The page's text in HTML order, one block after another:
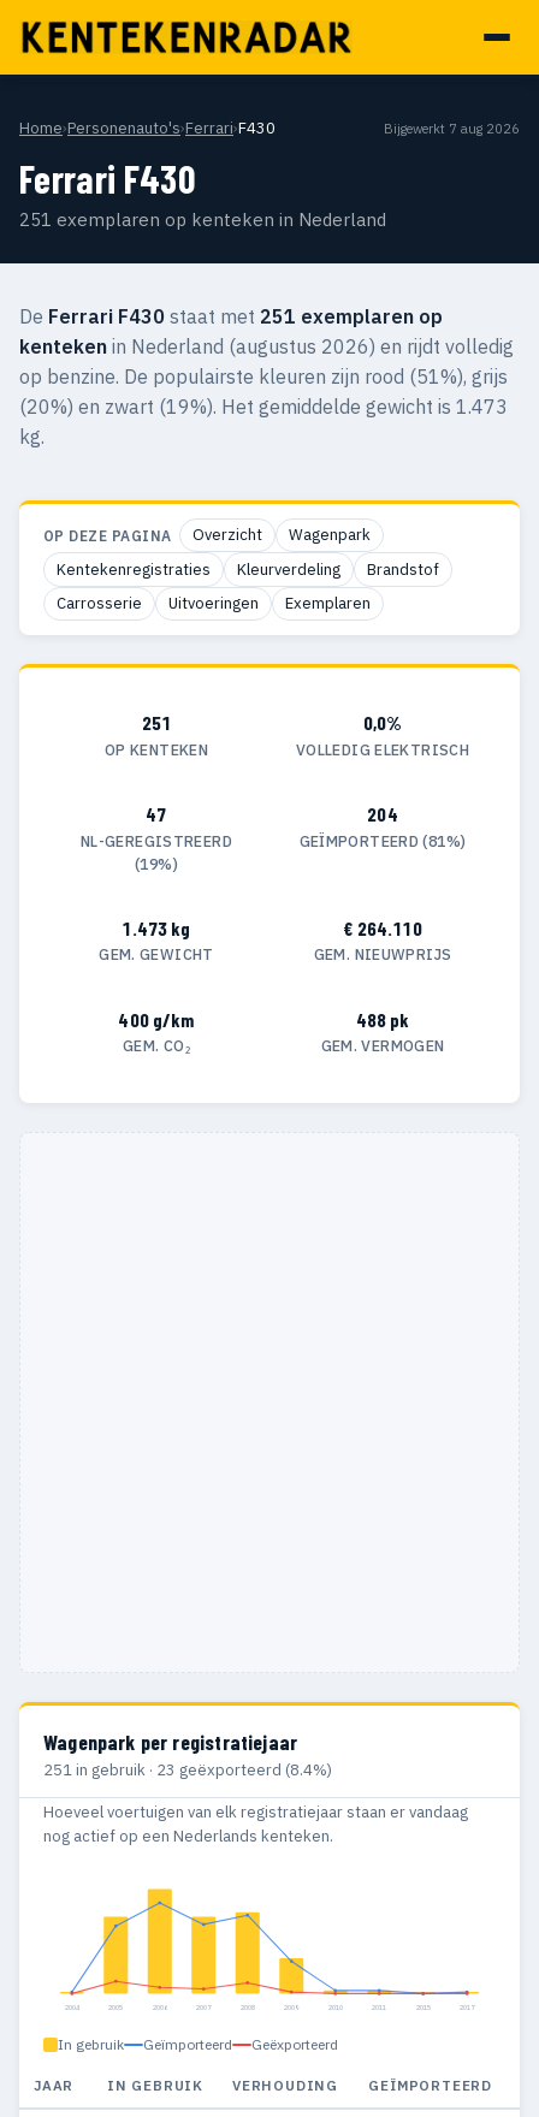
Home›Personenauto's›Ferrari›F430 Bijgewerkt 7 aug 2026
Ferrari F430
251 exemplaren op kenteken in Nederland
De Ferrari F430 staat met 251 exemplaren op
kenteken in Nederland (augustus 2026) en rijdt volledig
op benzine. De populairste kleuren zijn rood (51%), grijs
(20%) en zwart (19%). Het gemiddelde gewicht is 1.473
kg.
OP DEZE PAGINA Overzicht
Wagenpark
Kentekenregistraties
Kleurverdeling
Brandstof
Carrosserie
Uitvoeringen Exemplaren
251
OP KENTEKEN
0,0%
VOLLEDIG ELEKTRISCH
47
NL-GEREGISTREERD
(19%)
204
GEÏMPORTEERD (81%)
1.473 kg
GEM. GEWICHT
€ 264.110
GEM. NIEUWPRIJS
400 g/km
GEM. CO₂
488 pk
GEM. VERMOGEN
Wagenpark per registratiejaar
251 in gebruik · 23 geëxporteerd (8.4%)
Hoeveel voertuigen van elk registratiejaar staan er vandaag
nog actief op een Nederlands kenteken.
2004 2005 2006 2007 2008 2009 2010 2011 2015 2017
In gebruik Geïmporteerd Geëxporteerd
JAAR IN GEBRUIK VERHOUDING GEÏMPORTEERD